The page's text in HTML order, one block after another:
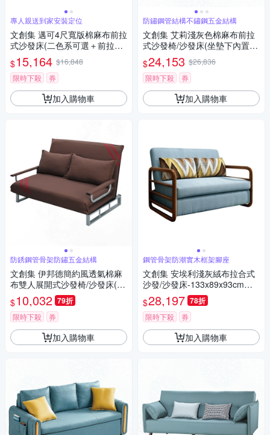
專人親送到家安裝定位
文創集 邁可4尺寬版棉麻布前拉
式沙發床(二色系可選＋前拉式
機能設計)-120x86x89cm免組
$15,164 $16,848
限時下殺
券
加入購物車
防銹鋼管骨架防鏽五金結構
文創集 伊邦德簡約風透氣棉麻
布雙人展開式沙發椅/沙發床(二
色可選)-124x76x81cm免組
$10,032 79折
限時下殺 券
加入購物車
防鏽鋼管結構不鏽鋼五金結構
文創集 艾莉淺灰色棉麻布前拉
式沙發椅/沙發床(坐墊下內置收
納空間)-134x95x82cm免組
$24,153 $26,836
限時下殺
券
加入購物車
鋼管骨架防潮實木框架腳座
文創集 安埃利淺灰絨布拉合式
沙發/沙發床-133x89x93cm免
組
$28,197 78折
限時下殺 券
加入購物車